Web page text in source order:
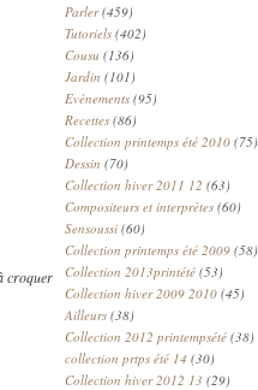
croquer
Parler(459)
Tutoriels (402)
Cousu (136)
Jardin (101)
Evènements (95)
Recettes (86)
Collection printemps été 2010 (75)
Dessin (70)
Collection hiver 2011 12 (63)
Compositeurs et interprètes (60)
Sensoussi (60)
Collection printemps été 2009 (58)
Collection 2013printété (53)
Collection hiver 2009 2010 (45)
Ailleurs (38)
Collection 2012 printempsété (38)
collection prtps été 14 (30)
Collection hiver 2012 13 (29)